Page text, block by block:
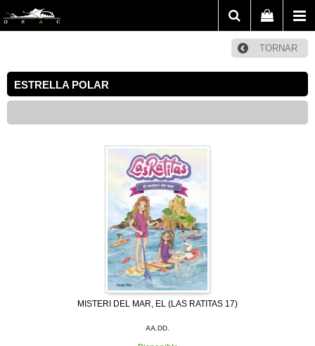
TORNAR
ESTRELLA POLAR
MISTERI DEL MAR, EL (LAS RATITAS 17)
AA.DD.